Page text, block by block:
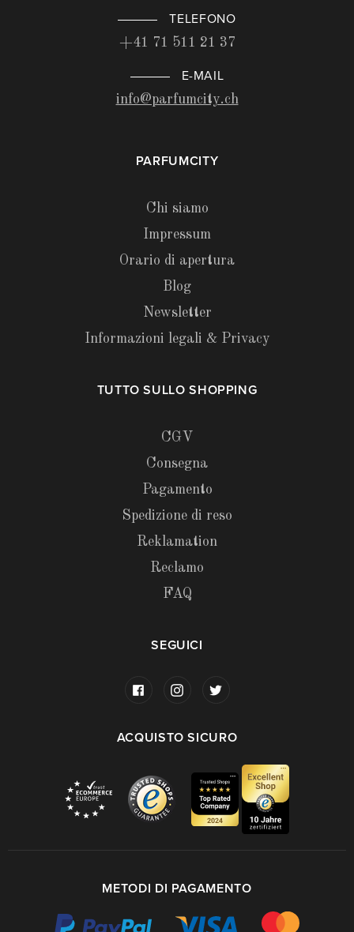
TELEFONO
+41 71 511 21 37
E-MAIL
info@parfumcity.ch
PARFUMCITY
Chi siamo
Impressum
Orario di apertura
Blog
Newsletter
Informazioni legali & Privacy
TUTTO SULLO SHOPPING
CGV
Consegna
Pagamento
Spedizione di reso
Reklamation
Reclamo
FAQ
SEGUICI
ACQUISTO SICURO
METODI DI PAGAMENTO